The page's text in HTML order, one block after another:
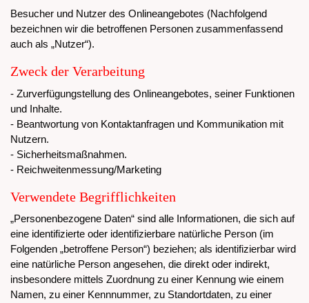
Besucher und Nutzer des Onlineangebotes (Nachfolgend
bezeichnen wir die betroffenen Personen zusammenfassend
auch als „Nutzer“).
Zweck der Verarbeitung
- Zurverfügungstellung des Onlineangebotes, seiner Funktionen
und Inhalte.
- Beantwortung von Kontaktanfragen und Kommunikation mit
Nutzern.
- Sicherheitsmaßnahmen.
- Reichweitenmessung/Marketing
Verwendete Begrifflichkeiten
„Personenbezogene Daten“ sind alle Informationen, die sich auf
eine identifizierte oder identifizierbare natürliche Person (im
Folgenden „betroffene Person“) beziehen; als identifizierbar wird
eine natürliche Person angesehen, die direkt oder indirekt,
insbesondere mittels Zuordnung zu einer Kennung wie einem
Namen, zu einer Kennnummer, zu Standortdaten, zu einer